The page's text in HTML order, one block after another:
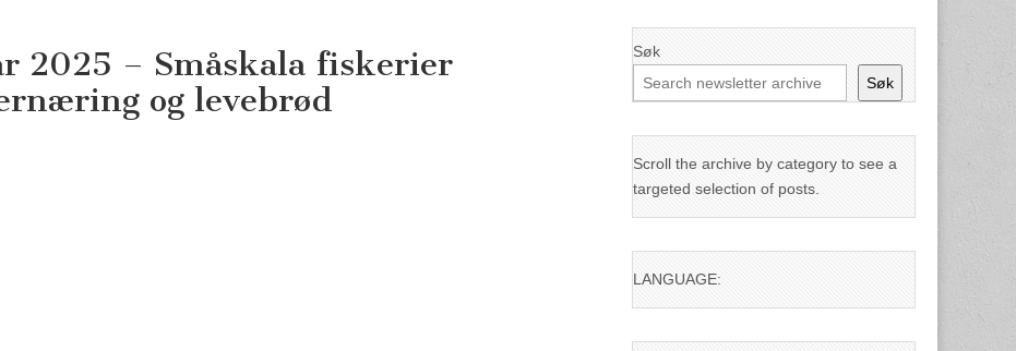
2025 – Småskala fiskerier
og levebrød
Søk
Søk
Scroll the archive by category to see a
targeted selection of posts.
LANGUAGE: